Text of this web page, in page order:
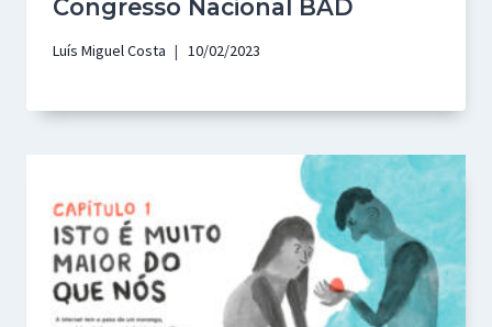
Congresso Nacional BAD
Luís Miguel Costa 10/02/2023